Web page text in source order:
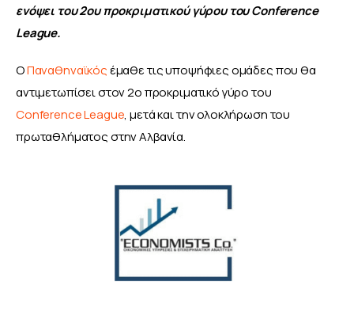
ενόψει του 2ου προκριματικού γύρου του Conference
League.
Ο Παναθηναϊκός έμαθε τις υποψήφιες ομάδες που θα
αντιμετωπίσει στον 2ο προκριματικό γύρο του
Conference League, μετά και την ολοκλήρωση του
πρωταθλήματος στην Αλβανία.